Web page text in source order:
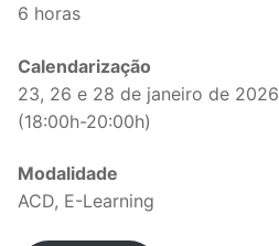
PRÉ-ESCOLAR
1º CICLO
2º/3º CEB / SECUNDÁRIO
ENSINO ARTÍSTICO
EDUCAÇÃO ESPECIAL
6 horas
Calendarização
23, 26 e 28 de janeiro de 2026
(18:00h-20:00h)
Modalidade
ACD, E-Learning